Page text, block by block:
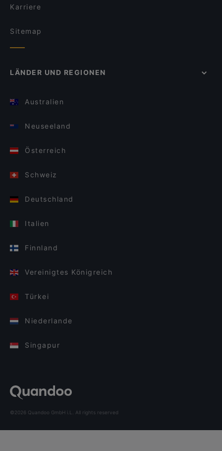
Karriere
Sitemap
LÄNDER UND REGIONEN
Australien
Neuseeland
Österreich
Schweiz
Deutschland
Italien
Finnland
Vereinigtes Königreich
Türkei
Niederlande
Singapur
©2026 Quandoo GmbH i.L. All rights reserved